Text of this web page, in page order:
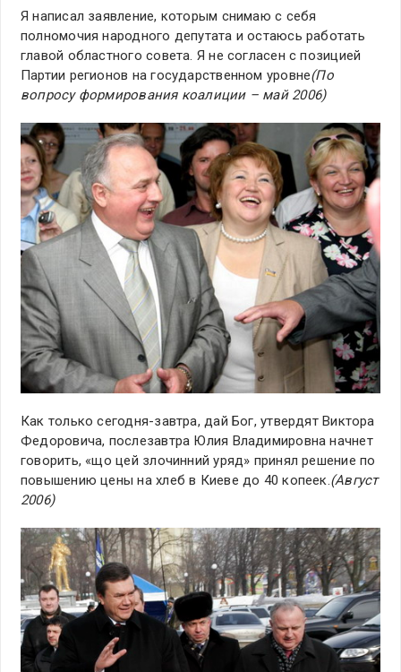
Я написал заявление, которым снимаю с себя
полномочия народного депутата и остаюсь работать
главой областного совета. Я не согласен с позицией
Партии регионов на государственном уровне(По
вопросу формирования коалиции – май 2006)
Как только сегодня-завтра, дай Бог, утвердят Виктора
Федоровича, послезавтра Юлия Владимировна начнет
говорить, «що цей злочинний уряд» принял решение по
повышению цены на хлеб в Киеве до 40 копеек.(Август
2006)